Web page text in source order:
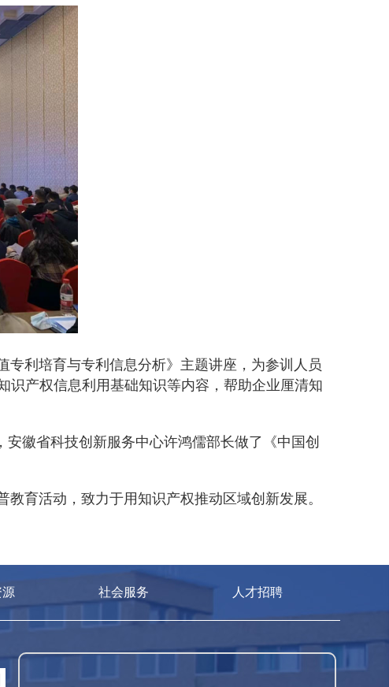
利培育与专利信息分析》主题讲座，为参训人员
识产权信息利用基础知识等内容，帮助企业厘清知
徽省科技创新服务中心许鸿儒部长做了《中国创
育活动，致力于用知识产权推动区域创新发展。
源 社会服务 人才招聘